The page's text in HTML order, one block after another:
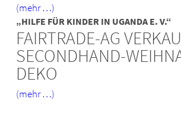
(mehr …)
„HILFE FÜR KINDER IN UGANDA E. V.“
FAIRTRADE-AG
SECONDHAND-
DEKO
(mehr …)